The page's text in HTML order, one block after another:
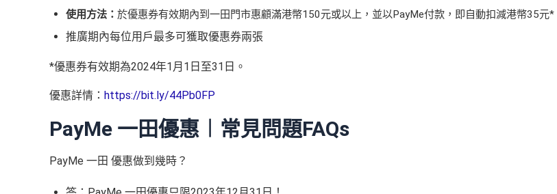
使用方法： 於優惠券有效期內到一田門市惠顧滿港幣150元或以上，並以PayMe付款，即自動扣減港幣35元*
推廣期內每位用戶最多可獲取優惠券兩張
*優惠券有效期為2024年1月1日至31日。
優惠詳情： https://bit.ly/44Pb0FP
PayMe 一田優惠︱常見問題FAQs
PayMe 一田 優惠做到幾時？